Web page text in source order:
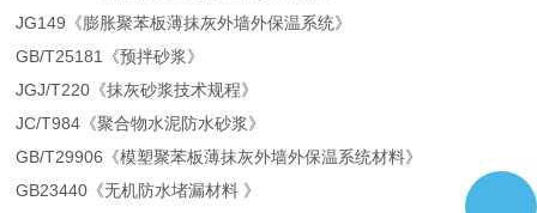
JG149《膨胀聚苯板薄抹灰外墙外保温系统》
GB/T25181《预拌砂浆》
JGJ/T220《抹灰砂浆技术规程》
JC/T984《聚合物水泥防水砂浆》
GB/T29906《模塑聚苯板薄抹灰外墙外保温系统材料》
GB23440《无机防水堵漏材料 》